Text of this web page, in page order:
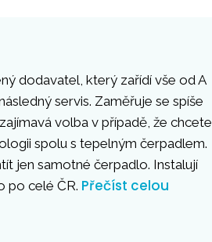
dodavatel, který zařídí vše od A
servis. Zaměřuje se spíše
volba v případě, že chcete
spolu s tepelným čerpadlem.
jen samotné čerpadlo. Instalují
po celé ČR. Přečíst celou